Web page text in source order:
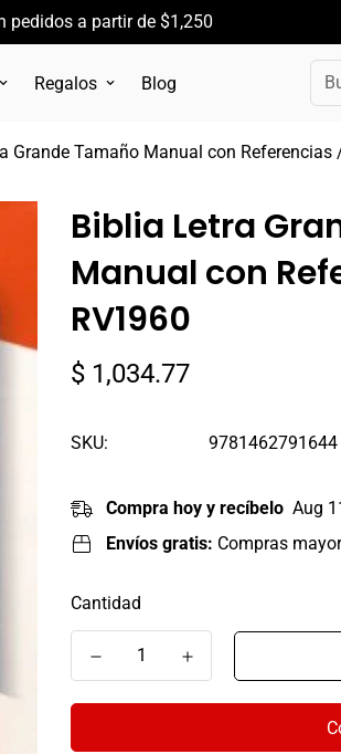
pedidos a partir de $1,250
Regalos Blog
Grande Tamaño Manual con Referencias
Biblia Letra
Manual con
RV1960
Precio
$ 1,034.77
SKU: 9781462791644
Compra hoy y recíbelo Aug
Envíos gratis: Compras
Cantidad